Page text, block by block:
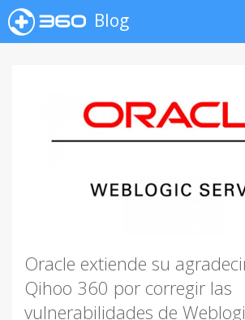
Blog
Oracle extiende su
Qihoo 360 por corregir las
vulnerabilidades de